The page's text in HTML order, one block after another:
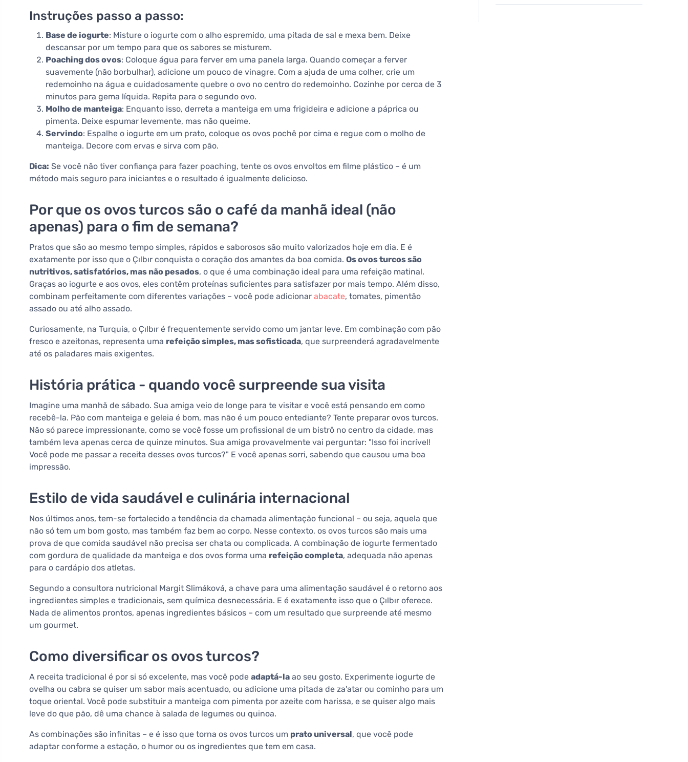
Instruções passo a passo:
Base de iogurte: Misture o iogurte com o alho espremido, uma pitada de sal e mexa bem. Deixe
descansar por um tempo para que os sabores se misturem.
Poaching dos ovos: Coloque água para ferver em uma panela larga. Quando começar a ferver
suavemente (não borbulhar), adicione um pouco de vinagre. Com a ajuda de uma colher, crie um
redemoinho na água e cuidadosamente quebre o ovo no centro do redemoinho. Cozinhe por cerca de 3
minutos para gema líquida. Repita para o segundo ovo.
Molho de manteiga: Enquanto isso, derreta a manteiga em uma frigideira e adicione a páprica ou
pimenta. Deixe espumar levemente, mas não queime.
Servindo: Espalhe o iogurte em um prato, coloque os ovos pochê por cima e regue com o molho de
manteiga. Decore com ervas e sirva com pão.
Dica: Se você não tiver confiança para fazer poaching, tente os ovos envoltos em filme plástico – é um
método mais seguro para iniciantes e o resultado é igualmente delicioso.
Por que os ovos turcos são o café da manhã ideal (não
apenas) para o fim de semana?
Pratos que são ao mesmo tempo simples, rápidos e saborosos são muito valorizados hoje em dia. E é
exatamente por isso que o Çılbır conquista o coração dos amantes da boa comida. Os ovos turcos são
nutritivos, satisfatórios, mas não pesados, o que é uma combinação ideal para uma refeição matinal.
Graças ao iogurte e aos ovos, eles contêm proteínas suficientes para satisfazer por mais tempo. Além disso,
combinam perfeitamente com diferentes variações – você pode adicionar abacate, tomates, pimentão
assado ou até alho assado.
Curiosamente, na Turquia, o Çılbır é frequentemente servido como um jantar leve. Em combinação com pão
fresco e azeitonas, representa uma refeição simples, mas sofisticada, que surpreenderá agradavelmente
até os paladares mais exigentes.
História prática - quando você surpreende sua visita
Imagine uma manhã de sábado. Sua amiga veio de longe para te visitar e você está pensando em como
recebê-la. Pão com manteiga e geleia é bom, mas não é um pouco entediante? Tente preparar ovos turcos.
Não só parece impressionante, como se você fosse um profissional de um bistrô no centro da cidade, mas
também leva apenas cerca de quinze minutos. Sua amiga provavelmente vai perguntar: "Isso foi incrível!
Você pode me passar a receita desses ovos turcos?" E você apenas sorri, sabendo que causou uma boa
impressão.
Estilo de vida saudável e culinária internacional
Nos últimos anos, tem-se fortalecido a tendência da chamada alimentação funcional – ou seja, aquela que
não só tem um bom gosto, mas também faz bem ao corpo. Nesse contexto, os ovos turcos são mais uma
prova de que comida saudável não precisa ser chata ou complicada. A combinação de iogurte fermentado
com gordura de qualidade da manteiga e dos ovos forma uma refeição completa, adequada não apenas
para o cardápio dos atletas.
Segundo a consultora nutricional Margit Slimáková, a chave para uma alimentação saudável é o retorno aos
ingredientes simples e tradicionais, sem química desnecessária. E é exatamente isso que o Çılbır oferece.
Nada de alimentos prontos, apenas ingredientes básicos – com um resultado que surpreende até mesmo
um gourmet.
Como diversificar os ovos turcos?
A receita tradicional é por si só excelente, mas você pode adaptá-la ao seu gosto. Experimente iogurte de
ovelha ou cabra se quiser um sabor mais acentuado, ou adicione uma pitada de za'atar ou cominho para um
toque oriental. Você pode substituir a manteiga com pimenta por azeite com harissa, e se quiser algo mais
leve do que pão, dê uma chance à salada de legumes ou quinoa.
As combinações são infinitas – e é isso que torna os ovos turcos um prato universal, que você pode
adaptar conforme a estação, o humor ou os ingredientes que tem em casa.